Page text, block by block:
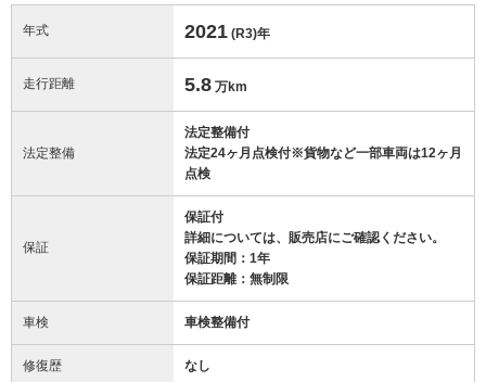
年式 2021 (R3)年
走行距離 5.8 万km
法定整備
法定整備付
法定24ヶ月点検付※貨物など一部車両は12ヶ月
点検
保証
保証付
詳細については、販売店にご確認ください。
保証期間：1年
保証距離：無制限
車検 車検整備付
修復歴 なし